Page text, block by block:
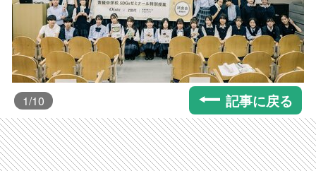
1/10 記事に戻る